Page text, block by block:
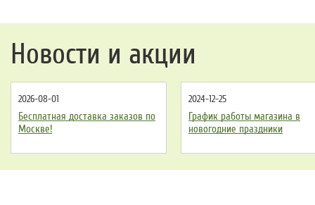
Новости и акции
2026-08-01
Бесплатная доставка заказов по
Москве!
2024-12-25
График работы магазина в
новогодние праздники